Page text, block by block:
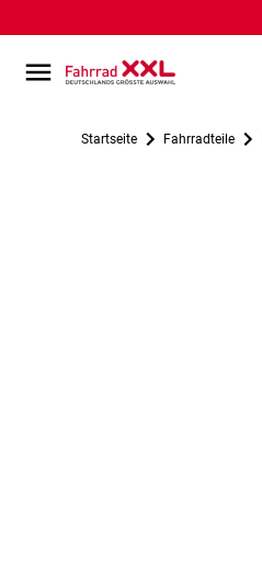
Startseite Fahrradteile